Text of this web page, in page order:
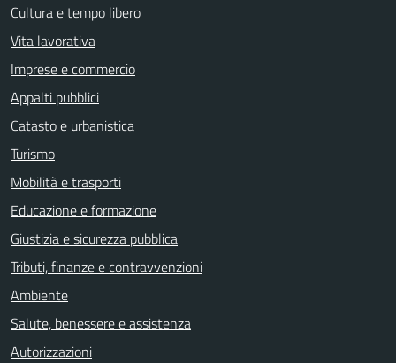
Cultura e tempo libero
Vita lavorativa
Imprese e commercio
Appalti pubblici
Catasto e urbanistica
Turismo
Mobilità e trasporti
Educazione e formazione
Giustizia e sicurezza pubblica
Tributi, finanze e contravvenzioni
Ambiente
Salute, benessere e assistenza
Autorizzazioni